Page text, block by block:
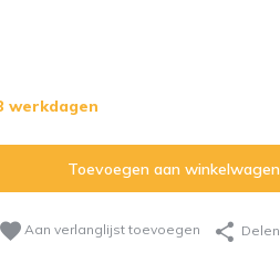
werkdagen
Toevoegen aan winkelwagen
Aan verlanglijst toevoegen Delen